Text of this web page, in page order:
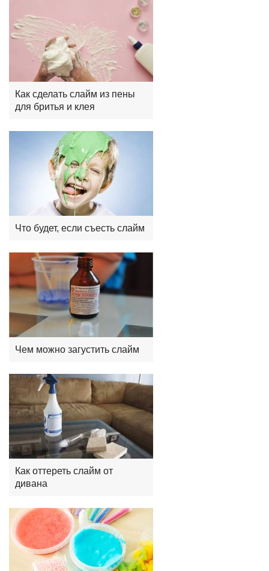
Как сделать слайм из пены
для бритья и клея
Что будет, если съесть слайм
Чем можно загустить слайм
Как оттереть слайм от
дивана